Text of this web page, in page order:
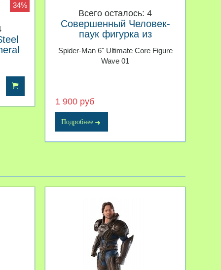
34%
Всего осталось: 4
Совершенный Человек-
паук фигурка из
Spider-Man 6" Ultimate Core Figure
Wave 01
1 900 руб
Подробнее